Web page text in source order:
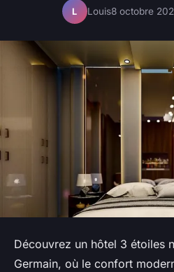
L Louis8 octobre
Découvrez un hôtel 3 étoiles
Germain, où le confort